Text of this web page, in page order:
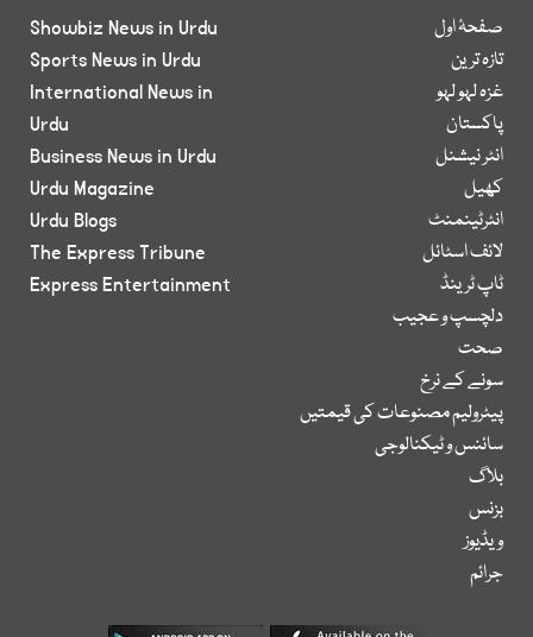
صفحۂ اول
تازہ ترین
غزہ لہو لہو
پاکستان
انٹر نیشنل
کھیل
انٹرٹینمنٹ
لائف اسٹائل
ٹاپ ٹرینڈ
دلچسپ و عجیب
صحت
سونے کے نرخ
پیٹرولیم مصنوعات کی قیمتیں
سائنس و ٹیکنالوجی
بلاگ
بزنس
ویڈیوز
جرائم
Showbiz News in Urdu
Sports News in Urdu
International News in
Urdu
Business News in Urdu
Urdu Magazine
Urdu Blogs
The Express Tribune
Express Entertainment